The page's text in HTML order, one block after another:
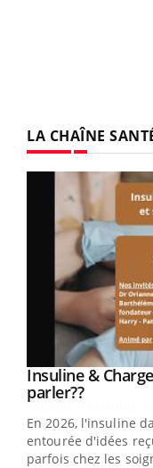
LA CHAÎNE
Youtube
Insuline &
parler??Youtube
En 2026, l'insuline
entourée d'idées
parfois chez les